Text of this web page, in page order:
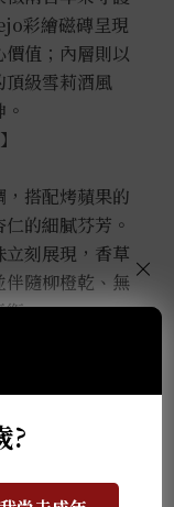
彩繪磁磚呈現
值；內層則以
頂級雪莉酒風
】
搭配烤蘋果的
的細膩芬芳。
刻展現，香草
隨柳橙乾、無
衡。
乾的暖香完美
?
×